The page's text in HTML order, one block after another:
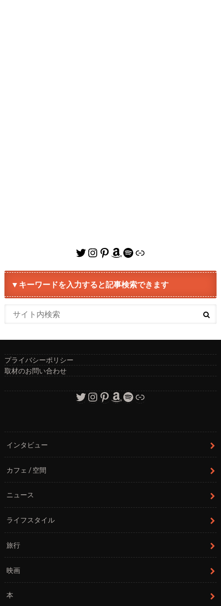
Twitter
Instagram
Pinterest
Amazon
Spotify
リンク
▼キーワードを入力すると記事検索できます
プライバシーポリシー
取材のお問い合わせ
Twitter
Instagram
Pinterest
Amazon
Spotify
リンク
インタビュー
カフェ / 空間
ニュース
ライフスタイル
旅行
映画
本